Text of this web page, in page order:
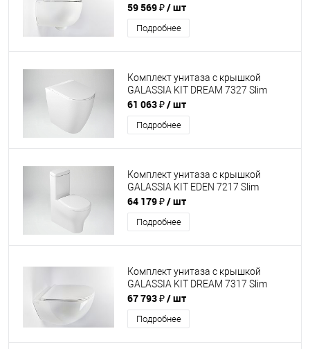
59 569 ₽/ шт
Подробнее
Комплект унитаза с крышкой
GALASSIA KIT DREAM 7327 Slim
61 063 ₽/ шт
Подробнее
Комплект унитаза с крышкой
GALASSIA KIT EDEN 7217 Slim
64 179 ₽/ шт
Подробнее
Комплект унитаза с крышкой
GALASSIA KIT DREAM 7317 Slim
67 793 ₽/ шт
Подробнее